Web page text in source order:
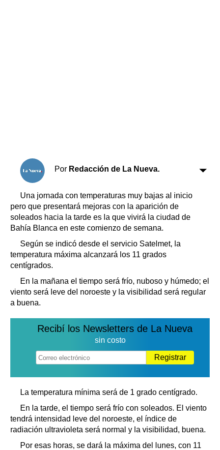
Por Redacción de La Nueva.
Una jornada con temperaturas muy bajas al inicio
pero que presentará mejoras con la aparición de
soleados hacia la tarde es la que vivirá la ciudad de
Bahía Blanca en este comienzo de semana.
Según se indicó desde el servicio Satelmet, la
temperatura máxima alcanzará los 11 grados
centígrados.
En la mañana el tiempo será frío, nuboso y húmedo; el
viento será leve del noroeste y la visibilidad será regular
a buena.
Recibí los Newsletters de La Nueva
sin costo
Registrar
La temperatura mínima será de 1 grado centígrado.
En la tarde, el tiempo será frío con soleados. El viento
tendrá intensidad leve del noroeste, el índice de
radiación ultravioleta será normal y la visibilidad, buena.
Por esas horas, se dará la máxima del lunes, con 11